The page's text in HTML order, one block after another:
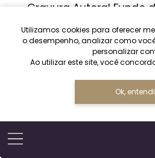
Utilizamos cookies para oferecer
o desempenho, analizar como
personalizar
Ao utilizar este site, você
Ok, entendi
Gravura Autoral Fundo
R$34,00á vista